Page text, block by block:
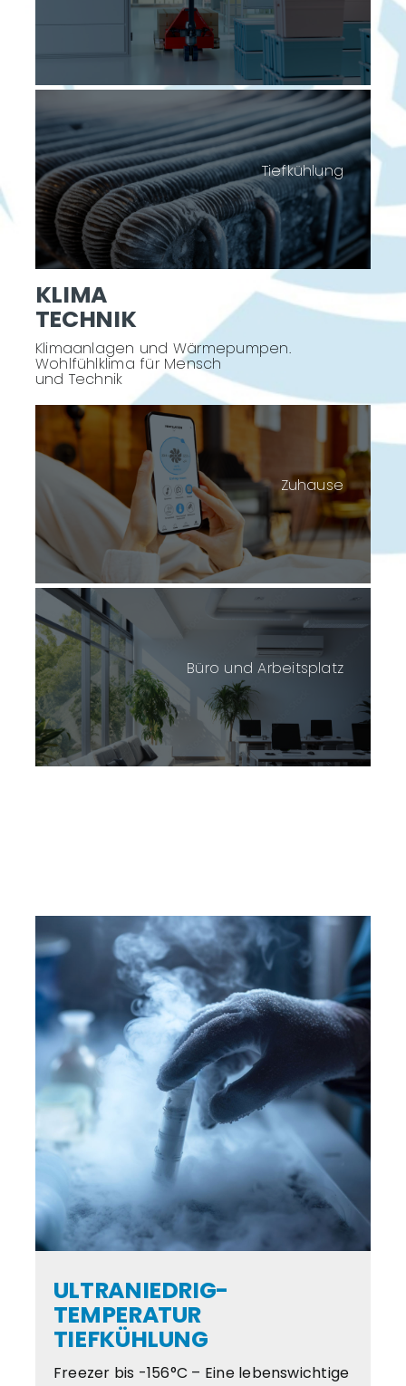
Tiefkühlung
KLIMA
TECHNIK
Klimaanlagen und Wärmepumpen.
Wohlfühlklima für Mensch
und Technik
Zuhause
Büro und Arbeitsplatz
ULTRANIEDRIG-
TEMPERATUR
TIEFKÜHLUNG
Freezer bis -156°C – Eine lebenswichtige